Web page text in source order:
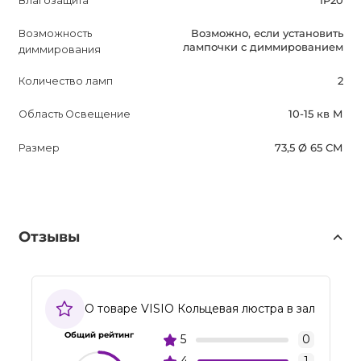
Возможность
диммирования
Возможно, если установить
лампочки с диммированием
Количество ламп 2
Область Освещение 10-15 кв М
Размер 73,5 Ø 65 СМ
Отзывы
О товаре VISIO Кольцевая люстра в зал
Общий рейтинг 5
0